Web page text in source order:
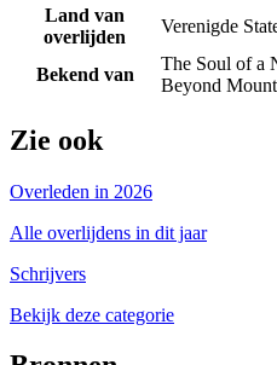
Land van
overlijden
Verenigde
Bekend van
The Soul of a
Beyond
Zie ook
Overleden in 2026
Alle overlijdens in dit jaar
Schrijvers
Bekijk deze categorie